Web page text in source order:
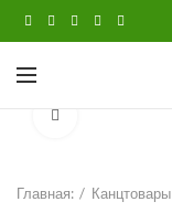
Главная: Канцтовары